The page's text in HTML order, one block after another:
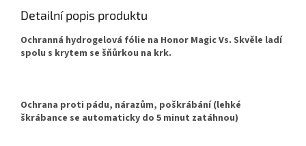
Detailní popis produktu
Ochranná hydrogelová fólie na Honor Magic Vs. Skvěle ladí
spolu s krytem se šňůrkou na krk.
Ochrana proti pádu, nárazům, poškrábání (lehké
škrábance se automaticky do 5 minut zatáhnou)